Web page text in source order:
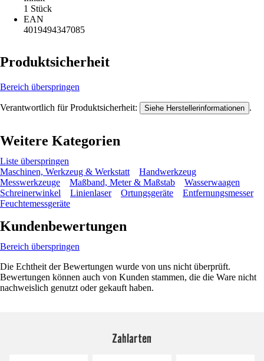
1 Stück
EAN
4019494347085
Produktsicherheit
Bereich überspringen
Verantwortlich für Produktsicherheit: Siehe Herstellerinformationen .
Weitere Kategorien
Liste überspringen
Maschinen, Werkzeug & Werkstatt
Handwerkzeug
Messwerkzeuge
Maßband, Meter & Maßstab
Wasserwaagen
Schreinerwinkel
Linienlaser Ortungsgeräte
Entfernungsmesser
Feuchtemessgeräte
Kundenbewertungen
Bereich überspringen
Die Echtheit der Bewertungen wurde von uns nicht überprüft.
Bewertungen können auch von Kunden stammen, die die Ware nicht
nachweislich genutzt oder gekauft haben.
Zahlarten